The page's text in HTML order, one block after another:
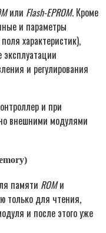
или Flash-EPROM. Кроме
и параметры
характеристик),
эксплуатации
и регулирования
и при
внешними модулями
памяти ROMи
только для чтения,
и после этого уже